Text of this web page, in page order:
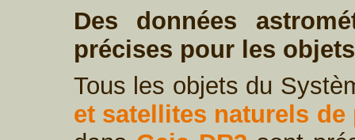
Des données
précises pour les
Tous les objets du
et satellites naturels de